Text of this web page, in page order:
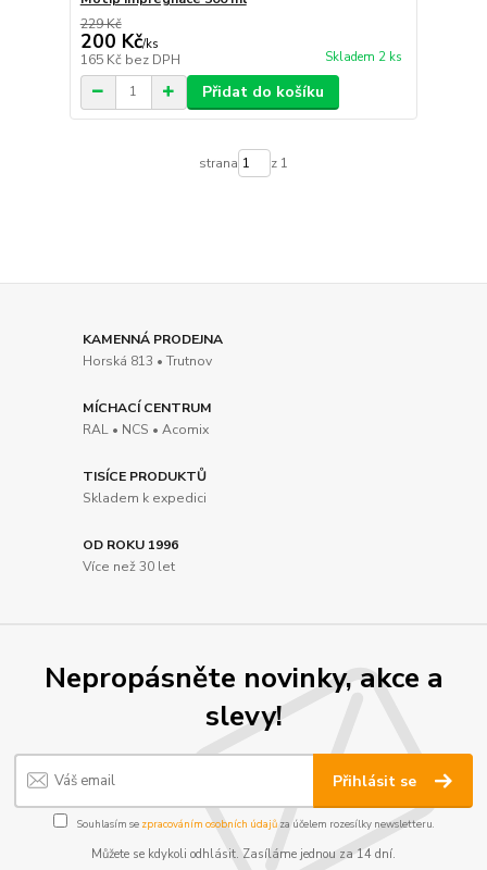
229 Kč
200 Kč/ks
165 Kč bez DPH Skladem 2 ks
Přidat do košíku
strana z 1
KAMENNÁ PRODEJNA
Horská 813 • Trutnov
MÍCHACÍ CENTRUM
RAL • NCS • Acomix
TISÍCE PRODUKTŮ
Skladem k expedici
OD ROKU 1996
Více než 30 let
Nepropásněte novinky, akce a
slevy!
Přihlásit se
Souhlasím se zpracováním osobních údajůza účelem rozesílky newsletteru.
Můžete se kdykoli odhlásit. Zasíláme jednou za 14 dní.